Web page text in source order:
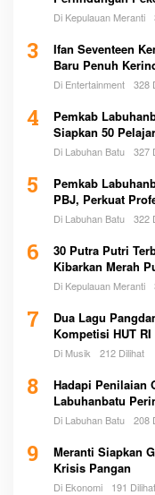
Di Kepulauan Meranti
3
Ifan Seventeen
Baru Penuh
Di Entertainment 328
4
Pemkab
Siapkan 50
Di Labuhan Batu 327
5
Pemkab
PBJ, Perkuat
Pemerintah
Di Labuhan Batu 322
6
30 Putra Putri
Kibarkan Merah
Di Kepulauan Meranti
7
Dua Lagu
Kompetisi HUT RI
Di Musik 212 Dilihat
8
Hadapi Penilaian
Labuhanbatu
Di Labuhan Batu 208
9
Meranti Siapkan
Krisis Pangan
Di Ekonomi 191 Dilihat